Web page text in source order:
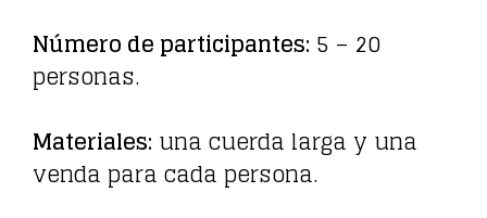
Número de participantes: 5 – 20
personas.
Materiales: una cuerda larga y una
venda para cada persona.